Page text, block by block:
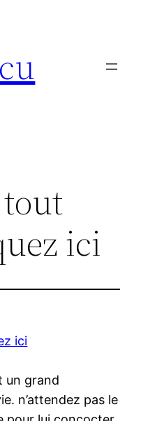
ici
ici
un grand
n’attendez pas le